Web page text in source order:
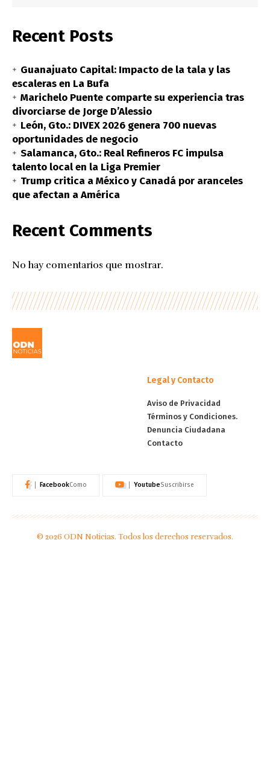
Recent Posts
Guanajuato Capital: Impacto de la tala y las
escaleras en La Bufa
Marichelo Puente comparte su experiencia tras
divorciarse de Jorge D’Alessio
León, Gto.: DIVEX 2026 genera 700 nuevas
oportunidades de negocio
Salamanca, Gto.: Real Refineros FC impulsa
talento local en la Liga Premier
Trump critica a México y Canadá por aranceles
que afectan a América
Recent Comments
No hay comentarios que mostrar.
Legal y Contacto
Aviso de Privacidad
Términos y Condiciones.
Denuncia Ciudadana
Contacto
FacebookComo YoutubeSuscribirse
© 2026 ODN Noticias. Todos los derechos reservados.